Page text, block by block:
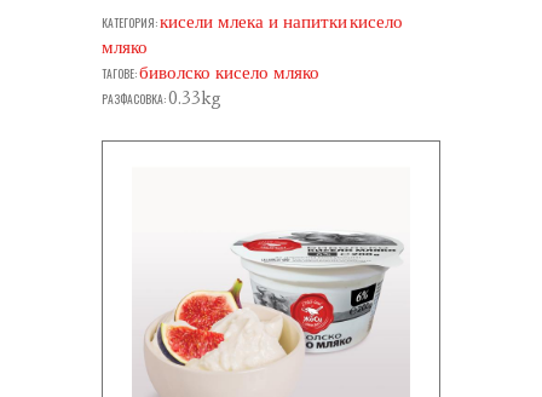
КАТЕГОРИЯ:кисели млека и напиткикисело
мляко
ТАГОВЕ:биволско кисело мляко
РАЗФАСОВКА:0.33kg